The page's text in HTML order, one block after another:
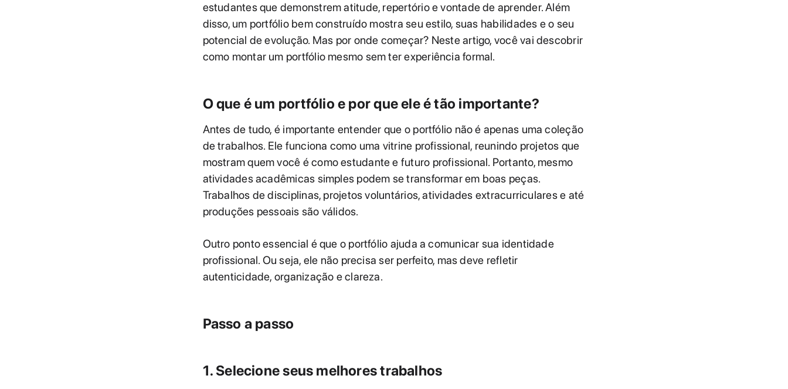
estudantes que demonstrem atitude, repertório e vontade de aprender. Além
disso, um portfólio bem construído mostra seu estilo, suas habilidades e o seu
potencial de evolução. Mas por onde começar? Neste artigo, você vai descobrir
como montar um portfólio mesmo sem ter experiência formal.
O que é um portfólio e por que ele é tão importante?
Antes de tudo, é importante entender que o portfólio não é apenas uma coleção
de trabalhos. Ele funciona como uma vitrine profissional, reunindo projetos que
mostram quem você é como estudante e futuro profissional. Portanto, mesmo
atividades acadêmicas simples podem se transformar em boas peças.
Trabalhos de disciplinas, projetos voluntários, atividades extracurriculares e até
produções pessoais são válidos.
Outro ponto essencial é que o portfólio ajuda a comunicar sua identidade
profissional. Ou seja, ele não precisa ser perfeito, mas deve refletir
autenticidade, organização e clareza.
Passo a passo
1. Selecione seus melhores trabalhos